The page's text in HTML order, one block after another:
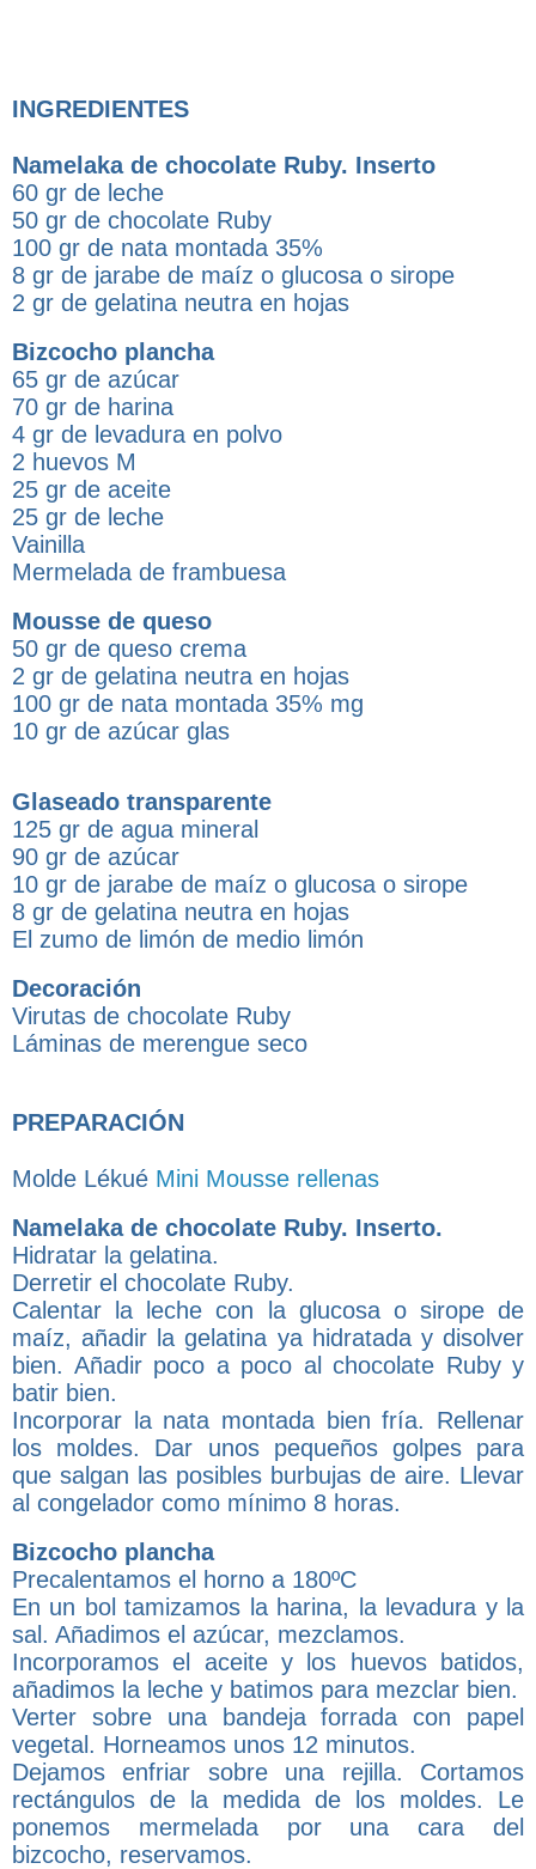
INGREDIENTES
Namelaka de chocolate Ruby. Inserto
60 gr de leche
50 gr de chocolate Ruby
100 gr de nata montada 35%
8 gr de jarabe de maíz o glucosa o sirope
2 gr de gelatina neutra en hojas
Bizcocho plancha
65 gr de azúcar
70 gr de harina
4 gr de levadura en polvo
2 huevos M
25 gr de aceite
25 gr de leche
Vainilla
Mermelada de frambuesa
Mousse de queso
50 gr de queso crema
2 gr de gelatina neutra en hojas
100 gr de nata montada 35% mg
10 gr de azúcar glas
Glaseado transparente
125 gr de agua mineral
90 gr de azúcar
10 gr de jarabe de maíz o glucosa o sirope
8 gr de gelatina neutra en hojas
El zumo de limón de medio limón
Decoración
Virutas de chocolate Ruby
Láminas de merengue seco
PREPARACIÓN
Molde Lékué Mini Mousse rellenas
Namelaka de chocolate Ruby. Inserto.
Hidratar la gelatina.
Derretir el chocolate Ruby.
Calentar la leche con la glucosa o sirope de
maíz, añadir la gelatina ya hidratada y disolver
bien. Añadir poco a poco al chocolate Ruby y
batir bien.
Incorporar la nata montada bien fría. Rellenar
los moldes. Dar unos pequeños golpes para
que salgan las posibles burbujas de aire. Llevar
al congelador como mínimo 8 horas.
Bizcocho plancha
Precalentamos el horno a 180ºC
En un bol tamizamos la harina, la levadura y la
sal. Añadimos el azúcar, mezclamos.
Incorporamos el aceite y los huevos batidos,
añadimos la leche y batimos para mezclar bien.
Verter sobre una bandeja forrada con papel
vegetal. Horneamos unos 12 minutos.
Dejamos enfriar sobre una rejilla. Cortamos
rectángulos de la medida de los moldes. Le
ponemos mermelada por una cara del
bizcocho, reservamos.